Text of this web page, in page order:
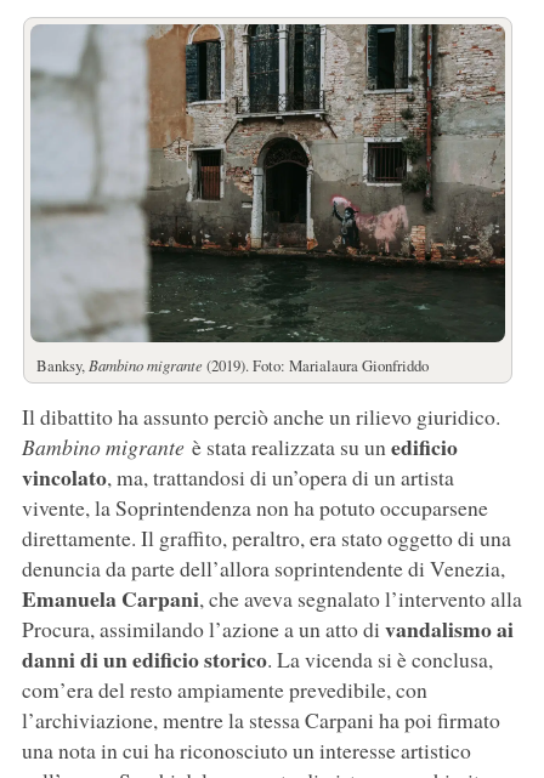
Banksy, Bambino migrante (2019). Foto: Marialaura Gionfriddo
Il dibattito ha assunto perciò anche un rilievo giuridico.
Bambino migranteè stata realizzata su unedificio
vincolato, ma, trattandosi di un’opera di un artista
vivente, la Soprintendenza non ha potuto occuparsene
direttamente. Il graffito, peraltro, era stato oggetto di una
denuncia da parte dell’allora soprintendente di Venezia,
Emanuela Carpani, che aveva segnalato l’intervento alla
Procura, assimilando l’azione a un atto di vandalismo ai
danni di un edificio storico. La vicenda si è conclusa,
com’era del resto ampiamente prevedibile, con
l’archiviazione, mentre la stessa Carpani ha poi firmato
una nota in cui ha riconosciuto un interesse artistico